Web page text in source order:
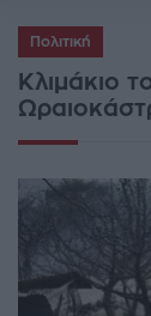
Πολιτική
Κλιμάκιο